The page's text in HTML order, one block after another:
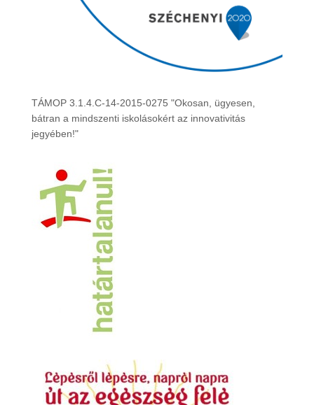
TÁMOP 3.1.4.C-14-2015-0275 "Okosan, ügyesen,
bátran a mindszenti iskolásokért az innovativitás
jegyében!"